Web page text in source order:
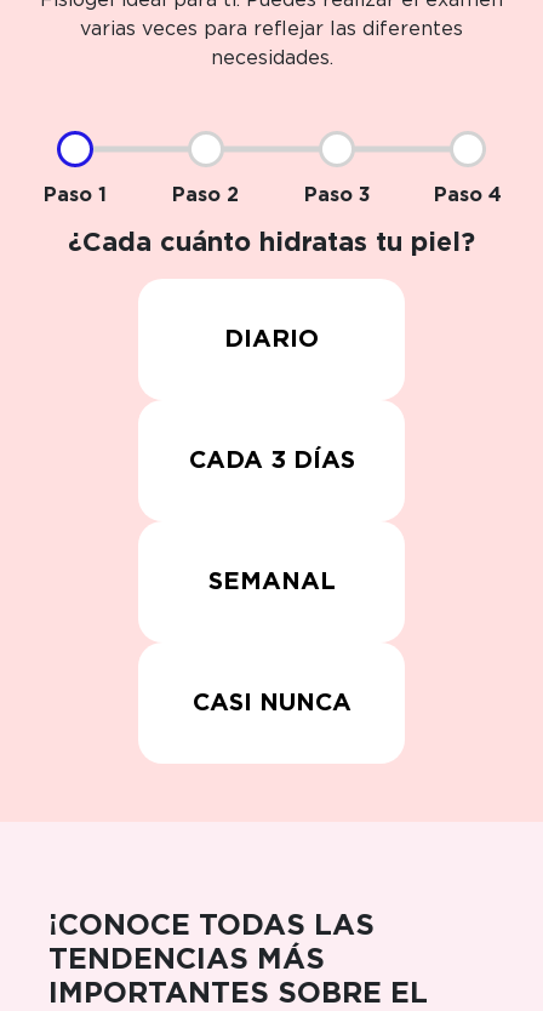
varias veces para reflejar las diferentes
necesidades.
Paso 1 Paso 2 Paso 3 Paso 4
¿Cada cuánto hidratas tu piel?
DIARIO
CADA 3 DÍAS
SEMANAL
CASI NUNCA
¡CONOCE TODAS LAS
TENDENCIAS MÁS
IMPORTANTES SOBRE EL